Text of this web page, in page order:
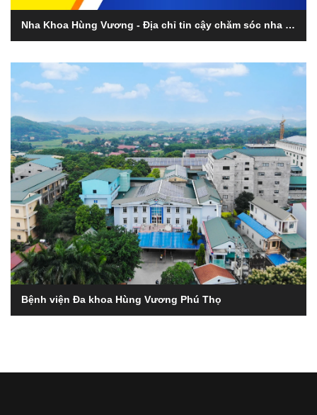
Nha Khoa Hùng Vương - Địa chỉ tin cậy chăm sóc nha khoa tại Phú Thọ
Bệnh viện Đa khoa Hùng Vương Phú Thọ